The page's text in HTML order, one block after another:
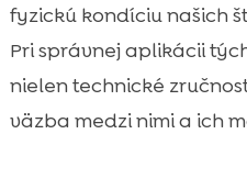
fyzickú kondíciu našich
Pri správnej aplikácii
nielen technické
väzba medzi nimi a ich